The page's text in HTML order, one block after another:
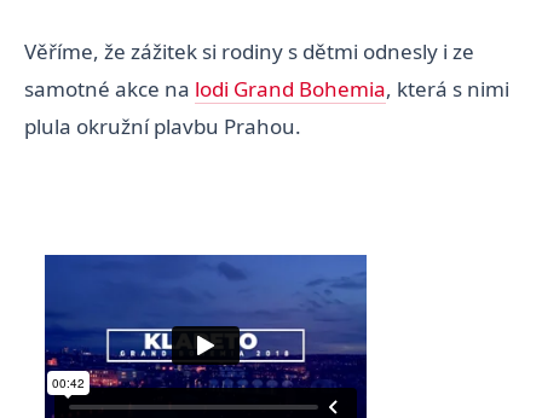
Věříme, že zážitek si rodiny s dětmi odnesly i ze
samotné akce na lodi Grand Bohemia, která s nimi
plula okružní plavbu Prahou.